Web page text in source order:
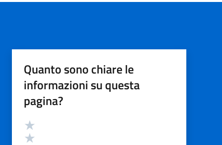
Quanto sono chiare le
informazioni su questa
pagina?
Valutazione